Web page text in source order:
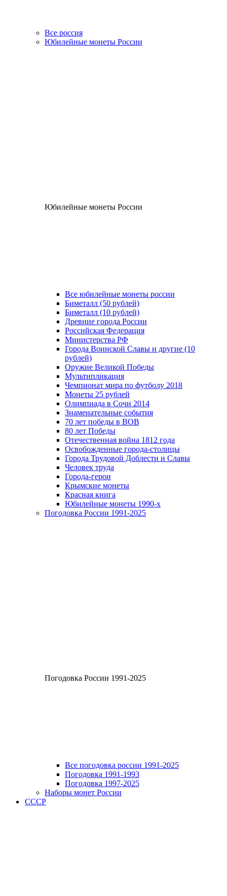
Все россия
Юбилейные монеты России
Юбилейные монеты России
Все юбилейные монеты россии
Биметалл (50 рублей)
Биметалл (10 рублей)
Древние города России
Российская Федерация
Министерства РФ
Города Воинской Славы и другие (10
рублей)
Оружие Великой Победы
Мультипликация
Чемпионат мира по футболу 2018
Монеты 25 рублей
Олимпиада в Сочи 2014
Знаменательные события
70 лет победы в ВОВ
80 лет Победы
Отечественная война 1812 года
Освобожденные города-столицы
Города Трудовой Доблести и Славы
Человек труда
Города-герои
Крымские монеты
Красная книга
Юбилейные монеты 1990-х
Погодовка России 1991-2025
Погодовка России 1991-2025
Все погодовка россии 1991-2025
Погодовка 1991-1993
Погодовка 1997-2025
Наборы монет России
СССР